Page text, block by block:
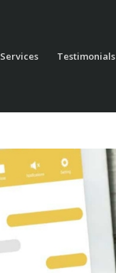
Services Testimonials